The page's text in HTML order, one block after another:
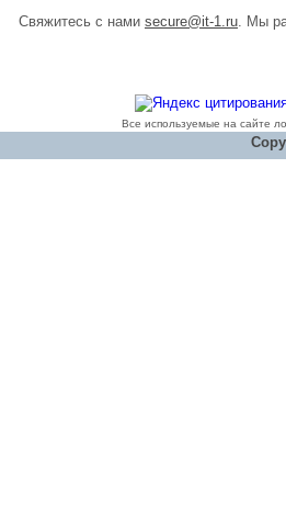
Свяжитесь с нами secure@it-1.ru . Мы
Все используемые на сайте